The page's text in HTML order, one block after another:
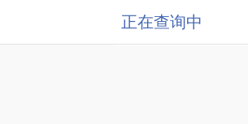
正在查询中